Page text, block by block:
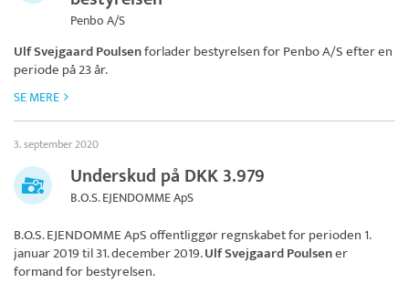
Penbo A/S
Ulf Svejgaard Poulsenforlader bestyrelsen forPenbo A/Sefter en
periode på 23 år.
SE MERE
3. september 2020
Underskud på DKK 3.979
B.O.S. EJENDOMME ApS
B.O.S. EJENDOMME ApSoffentliggør regnskabet for perioden 1.
januar 2019 til 31. december 2019.Ulf Svejgaard Poulsener
formand for bestyrelsen.